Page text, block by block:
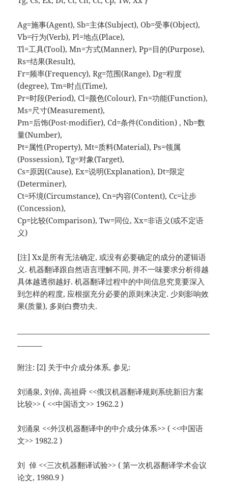
Ag=施事(Agent), Sb=主体(Subject), Ob=受事(Object),
Vb=行为(Verb), Pl=地点(Place),
Tl=工具(Tool), Mn=方式(Manner), Pp=目的(Purpose),
Rs=结果(Result),
Fr=频率(Frequency), Rg=范围(Range), Dg=程度
(degree), Tm=时点(Time),
Pr=时段(Period), Cl=颜色(Colour), Fn=功能(Function),
Ms=尺寸(Measurement),
Pm=后饰(Post-modifier), Cd=条件(Condition) , Nb=数
量(Number),
Pt=属性(Property), Mt=质料(Material), Ps=领属
(Possession), Tg=对象(Target),
Cs=原因(Cause), Ex=说明(Explanation), Dt=限定
(Determiner),
Ct=环境(Circumstance), Cn=内容(Content), Cc=让步
(Concession),
Cp=比较(Comparison), Tw=同位, Xx=非语义(或不定语
义)
[注] Xx是所有无法确定, 或没有必要确定的成分的逻辑语
义. 机器翻译跟自然语言理解不同, 并不一味要求分析得越
具体越透彻越好. 机器翻译过程中的中间信息究竟要深入
到怎样的程度, 应根据充分必要的原则来决定. 少则影响效
果(质量), 多则白费功夫.
附注: [2] 关于中介成分体系, 参见:
刘涌泉, 刘倬, 高祖舜 <<俄汉机器翻译规则系统新旧方案
比较>> ( <<中国语文>> 1962.2 )
刘涌泉 <<外汉机器翻译中的中介成分体系>> ( <<中国语
文>> 1982.2 )
刘 倬 <<三次机器翻译试验>> ( 第一次机器翻译学术会议
论文, 1980.9 )